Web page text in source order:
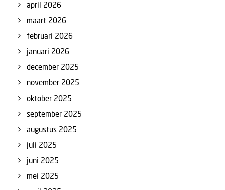
april 2026
maart 2026
februari 2026
januari 2026
december 2025
november 2025
oktober 2025
september 2025
augustus 2025
juli 2025
juni 2025
mei 2025